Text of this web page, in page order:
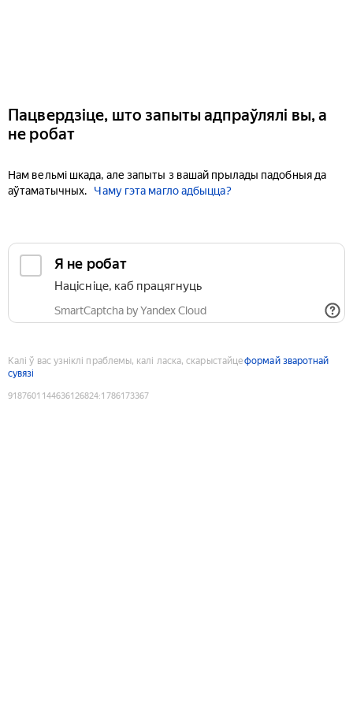
Пацвердзіце, што запыты адпраўлялі вы, а
не робат
Нам вельмі шкада, але запыты з вашай прылады падобныя да
аўтаматычных.
Чаму гэта магло адбыцца?
Я не робат
Націсніце, каб працягнуць
SmartCaptcha by Yandex Cloud
Калі ў вас узніклі праблемы, калі ласка, скарыстайцеформай зваротнай
сувязі
9187601144636126824:1786173367